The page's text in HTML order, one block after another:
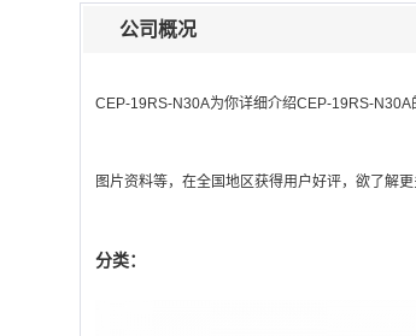
公司概况
CEP-19RS-N30A为你详细介绍CEP-19RS-N30A
图片资料等，在全国地区获得用户好评，欲了解
分类：